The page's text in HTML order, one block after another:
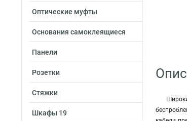
Оптические муфты
Основания самоклеящиеся
Панели
Розетки
Стяжки
Шкафы 19